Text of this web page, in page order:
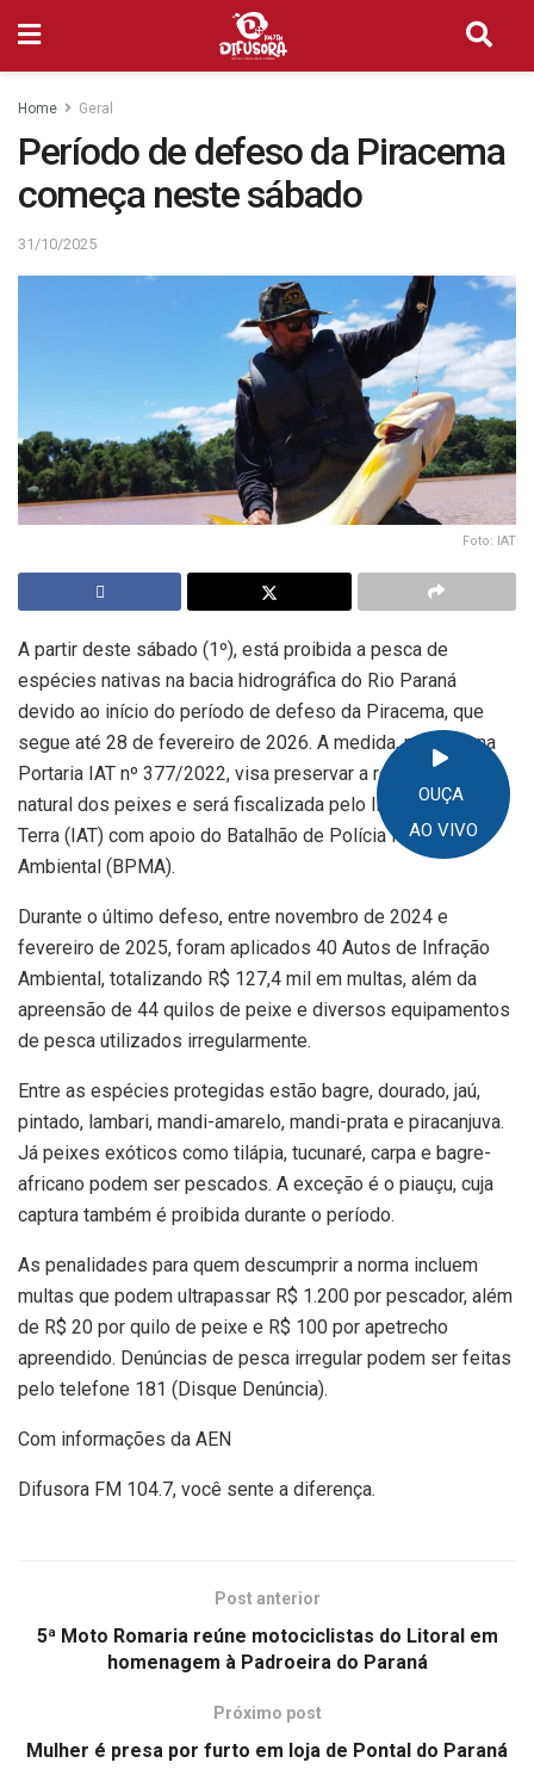
OUÇA
AO VIVO
Home Geral
Período de defeso da Piracema
começa neste sábado
31/10/2025
Foto: IAT
A partir deste sábado (1º), está proibida a pesca de
espécies nativas na bacia hidrográfica do Rio Paraná
devido ao início do período de defeso da Piracema, que
segue até 28 de fevereiro de 2026. A medida, prevista na
Portaria IAT nº 377/2022, visa preservar a reprodução
natural dos peixes e será fiscalizada pelo Instituto Água e
Terra (IAT) com apoio do Batalhão de Polícia Militar
Ambiental (BPMA).
Durante o último defeso, entre novembro de 2024 e
fevereiro de 2025, foram aplicados 40 Autos de Infração
Ambiental, totalizando R$ 127,4 mil em multas, além da
apreensão de 44 quilos de peixe e diversos equipamentos
de pesca utilizados irregularmente.
Entre as espécies protegidas estão bagre, dourado, jaú,
pintado, lambari, mandi-amarelo, mandi-prata e piracanjuva.
Já peixes exóticos como tilápia, tucunaré, carpa e bagre-
africano podem ser pescados. A exceção é o piauçu, cuja
captura também é proibida durante o período.
As penalidades para quem descumprir a norma incluem
multas que podem ultrapassar R$ 1.200 por pescador, além
de R$ 20 por quilo de peixe e R$ 100 por apetrecho
apreendido. Denúncias de pesca irregular podem ser feitas
pelo telefone 181 (Disque Denúncia).
Com informações da AEN
Difusora FM 104.7, você sente a diferença.
Post anterior
5ª Moto Romaria reúne motociclistas do Litoral em
homenagem à Padroeira do Paraná
Próximo post
Mulher é presa por furto em loja de Pontal do Paraná